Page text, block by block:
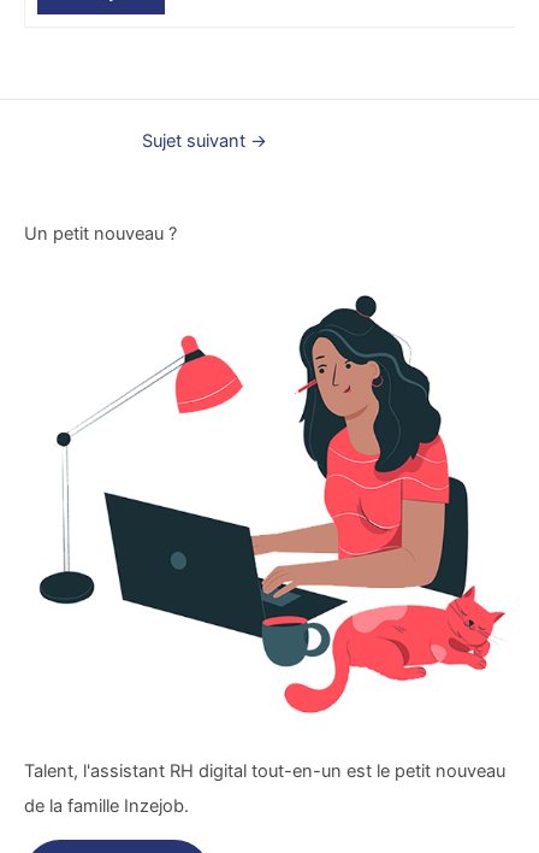
Sujet suivant →
Un petit nouveau ?
Talent, l'assistant RH digital tout-en-un est le petit nouveau
de la famille Inzejob.